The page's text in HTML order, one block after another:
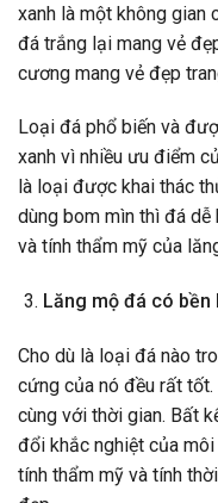
xanh là một không gian
đá trắng lại mang vẻ
cương mang vẻ đẹp
Loại đá phổ biến và
xanh vì nhiều ưu điểm
là loại được khai thác
dùng bom mìn thì đá
và tính thẩm mỹ của
Lăng mộ đá có bền
Cho dù là loại đá nào
cứng của nó đều rất
cùng với thời gian. Bất
đổi khắc nghiệt của
tính thẩm mỹ và tính